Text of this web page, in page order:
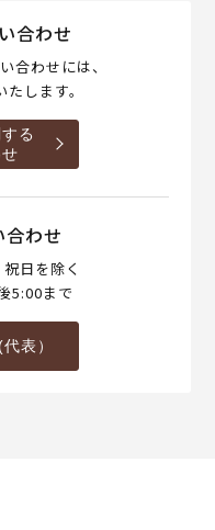
合わせ
合わせには、
します。
る
わせ
日を除く
5:00まで
表）